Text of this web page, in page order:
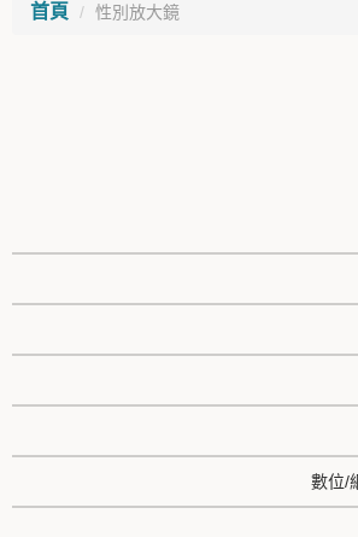
首頁 性別放大鏡
數位/